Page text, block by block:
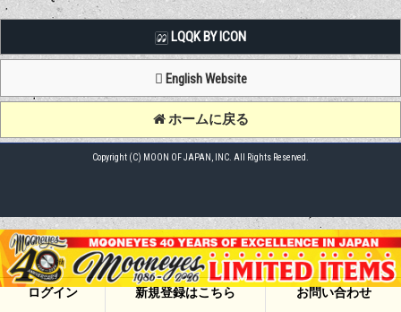
ログイン 新規登録はこちら お問い合わせ
LQQK BY ICON
English Website
ホームに戻る
Copyright (C) MOON OF JAPAN, INC. All Rights Reserved.